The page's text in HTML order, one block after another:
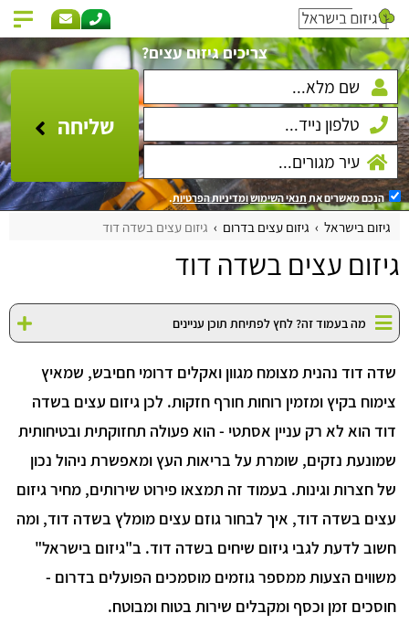
צריכים גיזום עצים?
שליחה
הנכם מאשרים את תנאי השימושומדיניות הפרטיות.
גיזום בישראל גיזום עצים בדרום גיזום עצים בשדה דוד
גיזום עצים בשדה דוד
מה בעמוד זה? לחץ לפתיחת תוכן עניינים
שדה דוד נהנית מצומח מגוון ואקלים דרומי חםיבש, שמאיץ
צימוח בקיץ ומזמין רוחות חורף חזקות. לכן גיזום עצים בשדה
דוד הוא לא רק עניין אסתטי - הוא פעולה תחזוקתית ובטיחותית
שמונעת נזקים, שומרת על בריאות העץ ומאפשרת ניהול נכון
של חצרות וגינות. בעמוד זה תמצאו פירוט שירותים, מחיר גיזום
עצים בשדה דוד, איך לבחור גוזם עצים מומלץ בשדה דוד, ומה
חשוב לדעת לגבי גיזום שיחים בשדה דוד. ב"גיזום בישראל"
משווים הצעות ממספר גוזמים מוסמכים הפועלים בדרום -
חוסכים זמן וכסף ומקבלים שירות בטוח ומבוטח.